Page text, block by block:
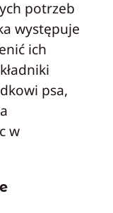
potrzeb
występuje
ich
psa,
w